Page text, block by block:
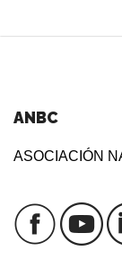
ANBC
ASOCIACIÓN